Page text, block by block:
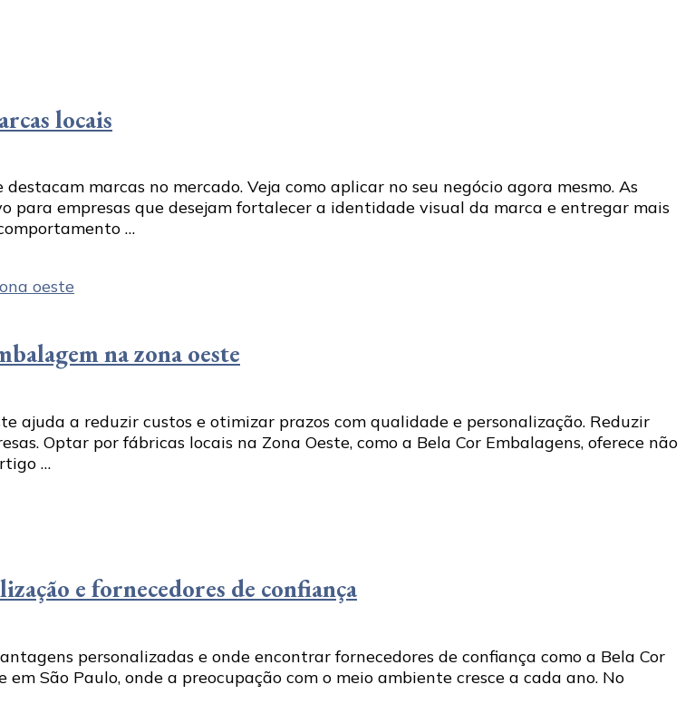
locais
marcas no mercado. Veja como aplicar no seu negócio agora mesmo. As
empresas que desejam fortalecer a identidade visual da marca e entregar mais
…
na zona oeste
ajuda a reduzir custos e otimizar prazos com qualidade e personalização. Reduzir
Optar por fábricas locais na Zona Oeste, como a Bela Cor Embalagens, oferece não
…
e fornecedores de confiança
personalizadas e onde encontrar fornecedores de confiança como a Bela Cor
São Paulo, onde a preocupação com o meio ambiente cresce a cada ano. No